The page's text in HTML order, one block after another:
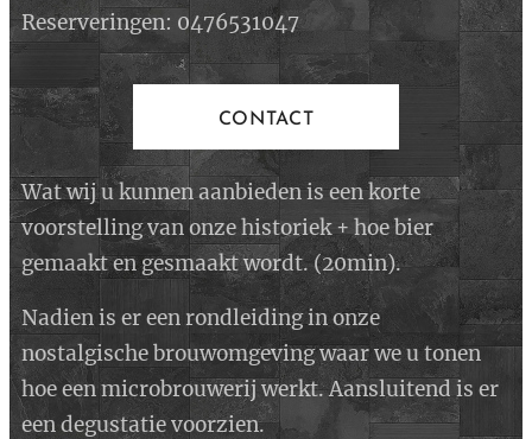
Reserveringen: 0476531047
CONTACT
Wat wij u kunnen aanbieden is een korte
voorstelling van onze historiek + hoe bier
gemaakt en gesmaakt wordt. (20min).
Nadien is er een rondleiding in onze
nostalgische brouwomgeving waar we u tonen
hoe een microbrouwerij werkt. Aansluitend is er
een degustatie voorzien.